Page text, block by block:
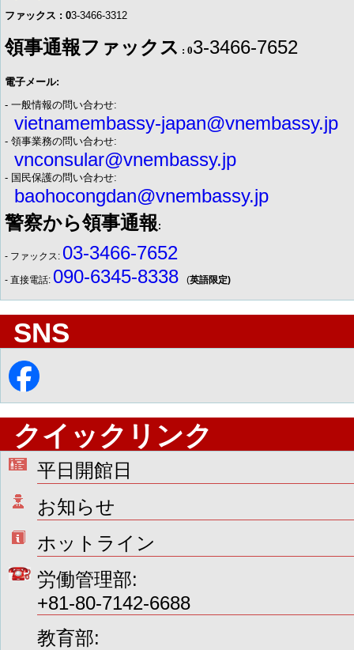
ファックス : 03-3466-3312
領事通報ファックス : 03-3466-7652
電子メール:
- 一般情報の問い合わせ:
vietnamembassy-japan@vnembassy.jp
- 領事業務の問い合わせ:
vnconsular@vnembassy.jp
- 国民保護の問い合わせ:
baohocongdan@vnembassy.jp
警察から領事通報:
- ファックス: 03-3466-7652
- 直接電話: 090-6345-8338 (英語限定)
SNS
クイックリンク
平日開館日
お知らせ
ホットライン
労働管理部:
+81-80-7142-6688
教育部: